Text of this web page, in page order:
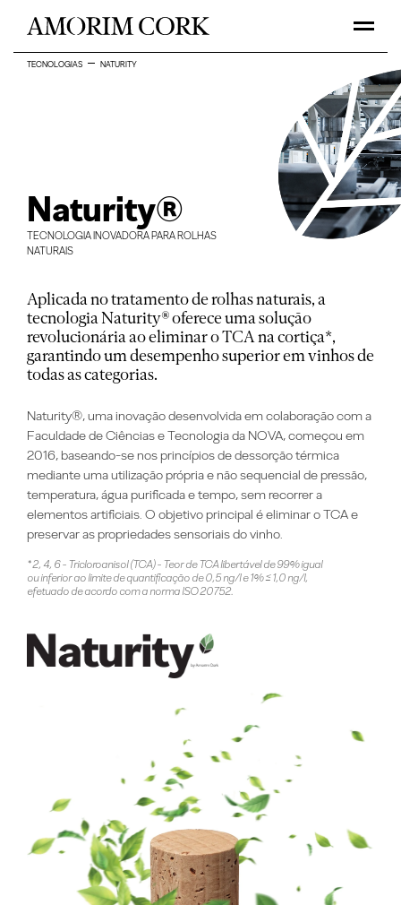
TECNOLOGIAS NATURITY
Naturity®
TECNOLOGIA INOVADORA PARA ROLHAS
NATURAIS
Aplicada no tratamento de rolhas naturais, a
tecnologia Naturity® oferece uma solução
revolucionária ao eliminar o TCA na cortiça*,
garantindo um desempenho superior em vinhos de
todas as categorias.
Naturity®, uma inovação desenvolvida em colaboração com a
Faculdade de Ciências e Tecnologia da NOVA, começou em
2016, baseando-se nos princípios de dessorção térmica
mediante uma utilização própria e não sequencial de pressão,
temperatura, água purificada e tempo, sem recorrer a
elementos artificiais. O objetivo principal é eliminar o TCA e
preservar as propriedades sensoriais do vinho.
* 2, 4, 6 - Tricloroanisol (TCA) - Teor de TCA libertável de 99% igual
ou inferior ao limite de quantificação de 0,5 ng/l e 1% ≤ 1,0 ng/l,
efetuado de acordo com a norma ISO 20752.